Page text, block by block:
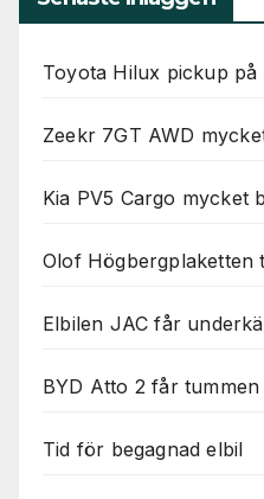
Toyota Hilux pickup
Zeekr 7GT AWD
Kia PV5 Cargo mycket
Olof Högbergplaketten
Elbilen JAC får
BYD Atto 2 får
Tid för begagnad elbil